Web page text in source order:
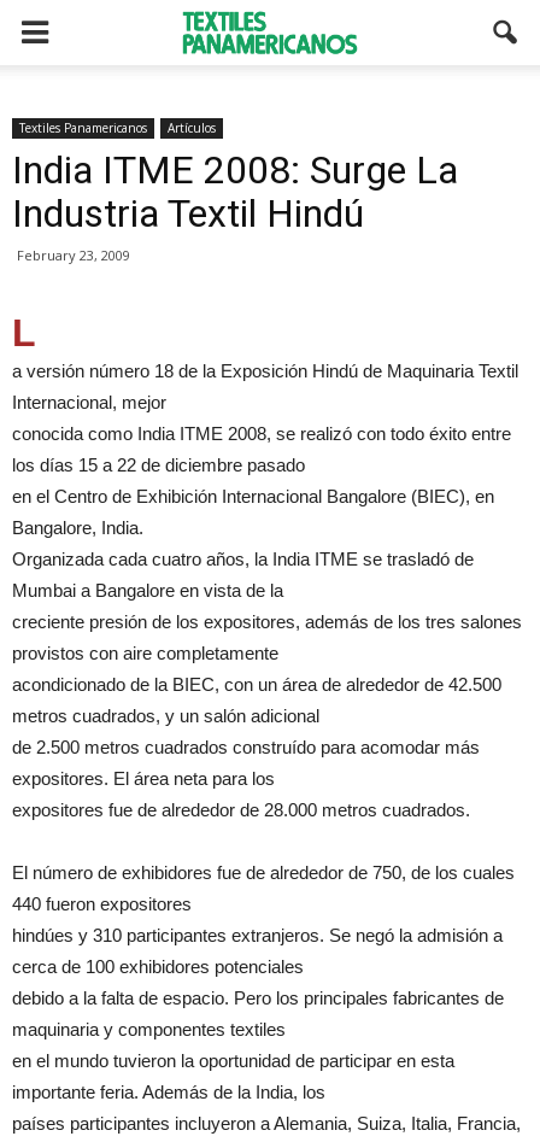
Textiles Panamericanos Artículos
India ITME 2008: Surge La
Industria Textil Hindú
February 23, 2009
L
a versión número 18 de la Exposición Hindú de Maquinaria Textil
Internacional, mejor
conocida como India ITME 2008, se realizó con todo éxito entre
los días 15 a 22 de diciembre pasado
en el Centro de Exhibición Internacional Bangalore (BIEC), en
Bangalore, India.
Organizada cada cuatro años, la India ITME se trasladó de
Mumbai a Bangalore en vista de la
creciente presión de los expositores, además de los tres salones
provistos con aire completamente
acondicionado de la BIEC, con un área de alrededor de 42.500
metros cuadrados, y un salón adicional
de 2.500 metros cuadrados construído para acomodar más
expositores. El área neta para los
expositores fue de alrededor de 28.000 metros cuadrados.
El número de exhibidores fue de alrededor de 750, de los cuales
440 fueron expositores
hindúes y 310 participantes extranjeros. Se negó la admisión a
cerca de 100 exhibidores potenciales
debido a la falta de espacio. Pero los principales fabricantes de
maquinaria y componentes textiles
en el mundo tuvieron la oportunidad de participar en esta
importante feria. Además de la India, los
países participantes incluyeron a Alemania, Suiza, Italia, Francia,